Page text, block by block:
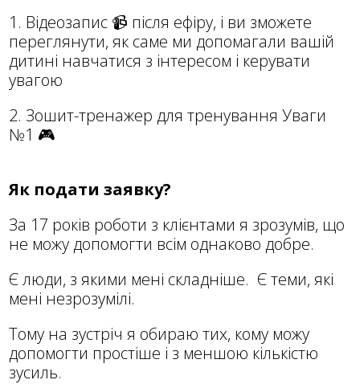
1. Відеозапис 📹 після ефіру, і ви зможете
переглянути, як саме ми допомагали вашій
дитині навчатися з інтересом і керувати
увагою
2. Зошит-тренажер для тренування Уваги
№1 🎮
Як подати заявку?
За 17 років роботи з клієнтами я зрозумів, що
не можу допомогти всім однаково добре.
Є люди, з якими мені складніше. Є теми, які
мені незрозумілі.
Тому на зустріч я обираю тих, кому можу
допомогти простіше і з меншою кількістю
зусиль.